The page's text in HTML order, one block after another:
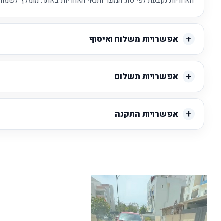
אפשרויות משלוח ואיסוף
אפשרויות תשלום
אפשרויות התקנה